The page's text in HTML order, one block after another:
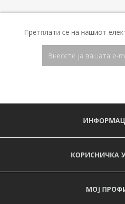
Претплати се на нашиот
КОРИСНИЧКА
МОЈ